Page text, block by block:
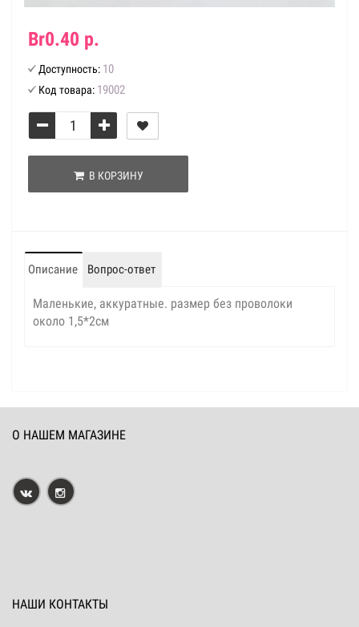
Br0.40 р.
Доступность: 10
Код товара: 19002
В КОРЗИНУ
Описание Вопрос-ответ
Маленькие, аккуратные. размер без проволоки
около 1,5*2см
О НАШЕМ МАГАЗИНЕ
НАШИ КОНТАКТЫ